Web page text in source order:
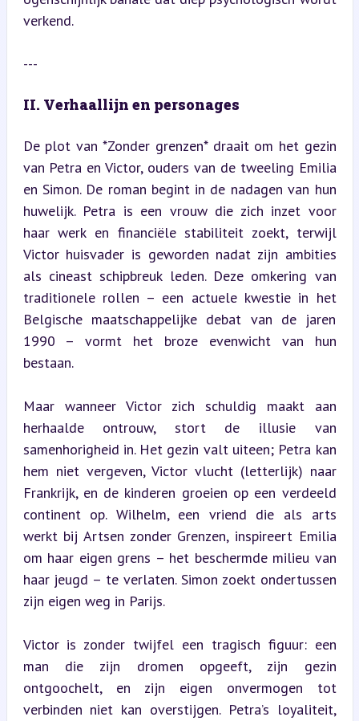
verkend.
---
II. Verhaallijn en personages
De plot van *Zonder grenzen* draait om het gezin
van Petra en Victor, ouders van de tweeling Emilia
en Simon. De roman begint in de nadagen van hun
huwelijk. Petra is een vrouw die zich inzet voor
haar werk en financiële stabiliteit zoekt, terwijl
Victor huisvader is geworden nadat zijn ambities
als cineast schipbreuk leden. Deze omkering van
traditionele rollen – een actuele kwestie in het
Belgische maatschappelijke debat van de jaren
1990 – vormt het broze evenwicht van hun
bestaan.
Maar wanneer Victor zich schuldig maakt aan
herhaalde ontrouw, stort de illusie van
samenhorigheid in. Het gezin valt uiteen; Petra kan
hem niet vergeven, Victor vlucht (letterlijk) naar
Frankrijk, en de kinderen groeien op een verdeeld
continent op. Wilhelm, een vriend die als arts
werkt bij Artsen zonder Grenzen, inspireert Emilia
om haar eigen grens – het beschermde milieu van
haar jeugd – te verlaten. Simon zoekt ondertussen
zijn eigen weg in Parijs.
Victor is zonder twijfel een tragisch figuur: een
man die zijn dromen opgeeft, zijn gezin
ontgoochelt, en zijn eigen onvermogen tot
verbinden niet kan overstijgen. Petra’s loyaliteit,